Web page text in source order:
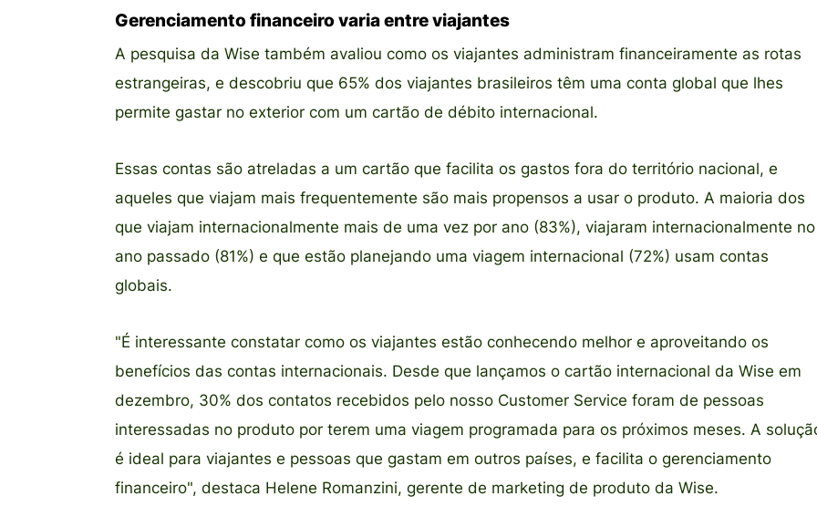
Gerenciamento financeiro varia entre viajantes
A pesquisa da Wise também avaliou como os viajantes administram financeiramente as rotas
estrangeiras, e descobriu que 65% dos viajantes brasileiros têm uma conta global que lhes
permite gastar no exterior com um cartão de débito internacional.
Essas contas são atreladas a um cartão que facilita os gastos fora do território nacional, e
aqueles que viajam mais frequentemente são mais propensos a usar o produto. A maioria dos
que viajam internacionalmente mais de uma vez por ano (83%), viajaram internacionalmente no
ano passado (81%) e que estão planejando uma viagem internacional (72%) usam contas
globais.
"É interessante constatar como os viajantes estão conhecendo melhor e aproveitando os
benefícios das contas internacionais. Desde que lançamos o cartão internacional da Wise em
dezembro, 30% dos contatos recebidos pelo nosso Customer Service foram de pessoas
interessadas no produto por terem uma viagem programada para os próximos meses. A
é ideal para viajantes e pessoas que gastam em outros países, e facilita o gerenciamento
financeiro", destaca Helene Romanzini, gerente de marketing de produto da Wise.